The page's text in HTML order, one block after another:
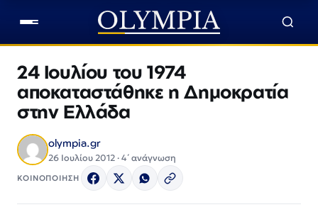
24 Ιουλίου του 1974
αποκαταστάθηκε η Δημοκρατία
στην Ελλάδα
olympia.gr
26 Ιουλίου 2012 · 4΄ ανάγνωση
ΚΟΙΝΟΠΟΙΗΣΗ